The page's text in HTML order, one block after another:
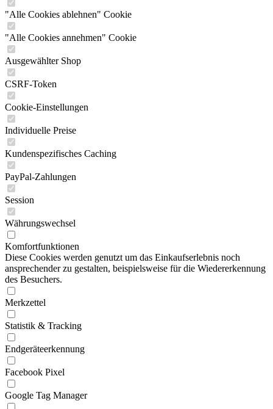
"Alle Cookies ablehnen" Cookie
"Alle Cookies annehmen" Cookie
Ausgewählter Shop
CSRF-Token
Cookie-Einstellungen
Individuelle Preise
Kundenspezifisches Caching
PayPal-Zahlungen
Session
Währungswechsel
Komfortfunktionen
Diese Cookies werden genutzt um das Einkaufserlebnis noch
ansprechender zu gestalten, beispielsweise für die Wiedererkennung
des Besuchers.
Merkzettel
Statistik & Tracking
Endgeräteerkennung
Facebook Pixel
Google Tag Manager